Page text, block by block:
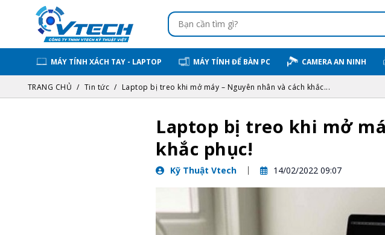
MÁY TÍNH XÁCH TAY - LAPTOP MÁY TÍNH ĐỂ BÀN PC CAMERA AN NINH
TRANG CHỦ Tin tức Laptop bị treo khi mở máy – Nguyên nhân và cách khắc...
Laptop bị treo khi mở
khắc phục!
Kỹ Thuật Vtech 14/02/2022 09:07